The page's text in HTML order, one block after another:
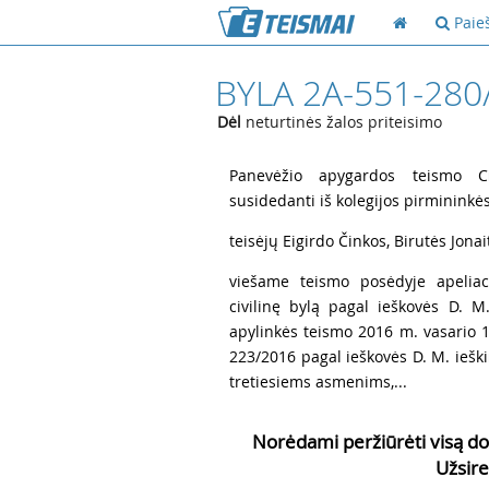
BYLA 2A-551-
Dėl neturtinės žalos priteisimo
Panevėžio apygardos teismo
susidedanti iš kolegijos
teisėjų Eigirdo Činkos, Birutės
viešame teismo posėdyje
civilinę bylą pagal ieškovės D.
apylinkės teismo 2016 m. vasario
223/2016 pagal ieškovės D. M.
tretiesiems asmenims,...
Norėdami peržiūrėti visą